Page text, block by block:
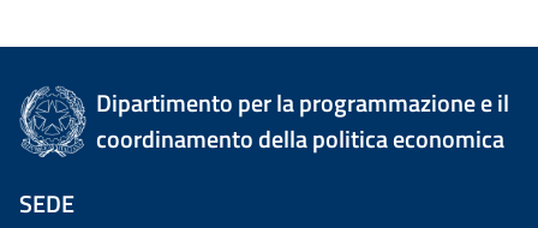
Dipartimento per la programmazione e il
coordinamento della politica economica
SEDE